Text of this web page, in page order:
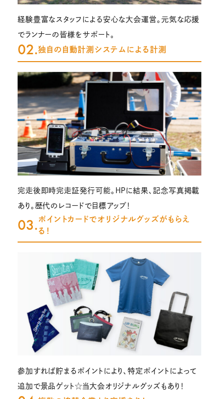
経験豊富なスタッフによる安心な大会運営。元気な応援
でランナーの皆様をサポート。
02.独自の自動計測システムによる計測
完走後即時完走証発行可能。HPに結果、記念写真掲載
あり。歴代のレコードで目標アップ！
03.ポイントカードでオリジナルグッズがもらえ
る！
参加すれば貯まるポイントにより、特定ポイントによって
追加で景品ゲット☆当大会オリジナルグッズもあり！